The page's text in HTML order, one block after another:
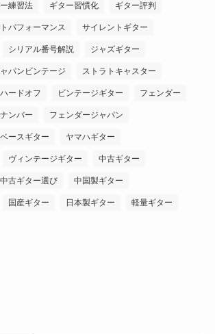
練習法 ギター習慣化 ギター評判
パフォーマンス サイレントギター
シリアル番号解説 ジャズギター
パンビンテージ ストラトキャスター
ハードオフ ビンテージギター フェンダー
ンバー フェンダージャパン
ベースギター ヤマハギター
ヴィンテージギター 中古ギター
中古ギター選び 中国製ギター
国産ギター 日本製ギター 軽量ギター